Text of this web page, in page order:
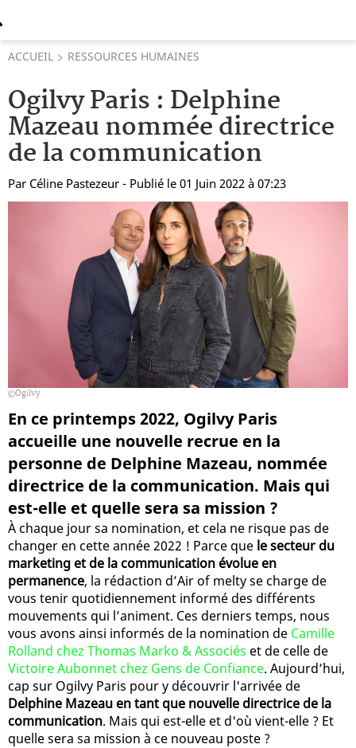
ACCUEIL RESSOURCES HUMAINES
Ogilvy Paris : Delphine
Mazeau nommée directrice
de la communication
Par Céline Pastezeur - Publié le 01 Juin 2022 à 07:23
Ogilvy
En ce printemps 2022, Ogilvy Paris
accueille une nouvelle recrue en la
personne de Delphine Mazeau, nommée
directrice de la communication. Mais qui
est-elle et quelle sera sa mission ?
À chaque jour sa nomination, et cela ne risque pas de
changer en cette année 2022 ! Parce que le secteur du
marketing et de la communication évolue en
permanence, la rédaction d’Air of melty se charge de
vous tenir quotidiennement informé des différents
mouvements qui l’animent. Ces derniers temps, nous
vous avons ainsi informés de la nomination de Camille
Rolland chez Thomas Marko & Associés et de celle de
Victoire Aubonnet chez Gens de Confiance. Aujourd’hui,
cap sur Ogilvy Paris pour y découvrir l'arrivée de
Delphine Mazeau en tant que nouvelle directrice de la
communication. Mais qui est-elle et d'où vient-elle ? Et
quelle sera sa mission à ce nouveau poste ?